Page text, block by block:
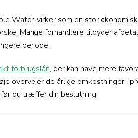
Watch virker som en stor
Mange forhandlere tilbyder
periode.
forbrugslån, der kan have mere
overvejer de årlige omkostninger i
du træffer din beslutning.